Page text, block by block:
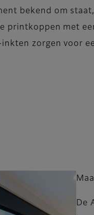
bekend om
printkoppen met
zorgen voor
De